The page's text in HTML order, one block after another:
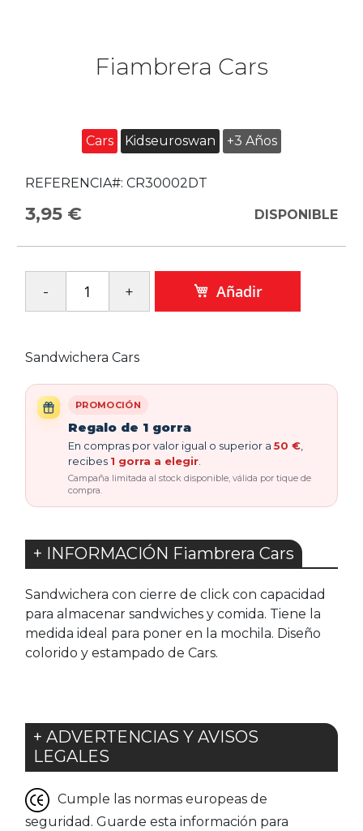
Fiambrera Cars
Cars Kidseuroswan +3 Años
REFERENCIA#: CR30002DT
3,95 € DISPONIBLE
Añadir
Sandwichera Cars
PROMOCIÓN
Regalo de 1 gorra
En compras por valor igual o superior a 50 €
recibes 1 gorra a elegir
Campaña limitada al stock disponible, válida por tique de
compra.
+ INFORMACIÓN Fiambrera Cars
Sandwichera con cierre de click con capacidad
para almacenar sandwiches y comida. Tiene la
medida ideal para poner en la mochila. Diseño
colorido y estampado de Cars.
+ ADVERTENCIAS Y AVISOS
LEGALES
Cumple las normas europeas de
seguridad. Guarde esta información para